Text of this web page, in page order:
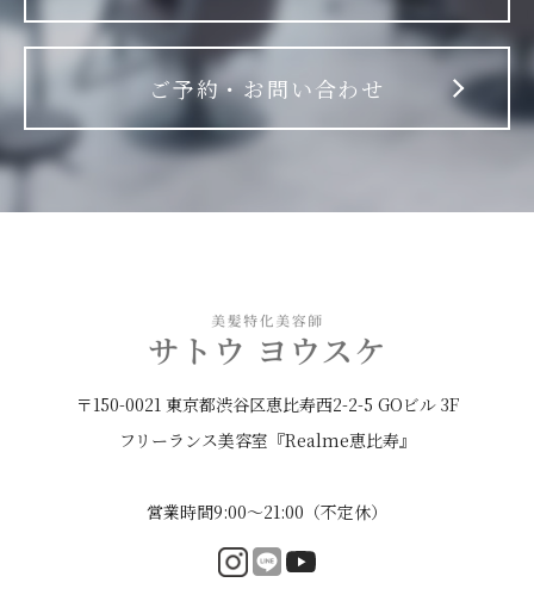
ご予約・お問い合わせ
〒150-0021 東京都渋谷区恵比寿西2-2-5 GOビル 3F
フリーランス美容室『Realme恵比寿』
営業時間9:00〜21:00（不定休）